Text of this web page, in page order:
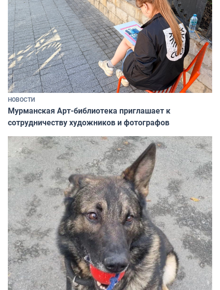
НОВОСТИ
Мурманская Арт-библиотека приглашает к
сотрудничеству художников и фотографов